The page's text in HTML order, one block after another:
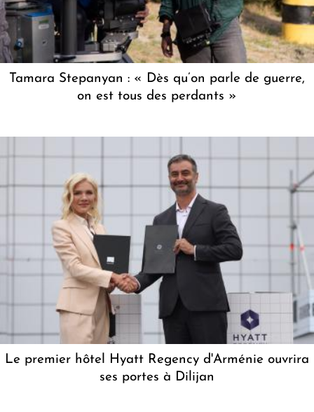
Tamara Stepanyan : « Dès qu’on parle de guerre,
on est tous des perdants »
Le premier hôtel Hyatt Regency d'Arménie ouvrira
ses portes à Dilijan